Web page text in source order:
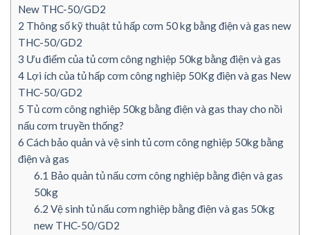
New THC-50/GD2
2 Thông số kỹ thuật tủ hấp cơm 50 kg bằng điện và gas new
THC-50/GD2
3 Ưu điểm của tủ cơm công nghiệp 50kg bằng điện và gas
4 Lợi ích của tủ hấp cơm công nghiệp 50Kg điện và gas New
THC-50/GD2
5 Tủ cơm công nghiệp 50kg bằng điện và gas thay cho nồi
nấu cơm truyền thống?
6 Cách bảo quản và vệ sinh tủ cơm công nghiệp 50kg bằng
điện và gas
6.1 Bảo quản tủ nấu cơm công nghiệp bằng điện và gas
50kg
6.2 Vệ sinh tủ nấu cơm nghiệp bằng điện và gas 50kg
new THC-50/GD2